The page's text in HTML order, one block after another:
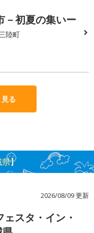
－初夏の集いー
陸町
る
】
2026/08/09 更新
スタ・イン・